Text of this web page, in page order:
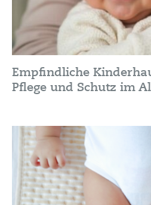
Empfindliche
Pflege und Schutz im